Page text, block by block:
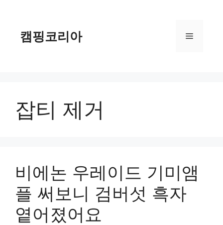
캠핑코리아 메
잡티 제거
비에논 우레이드 기미앰
플 써보니 검버섯 흑자
옅어졌어요